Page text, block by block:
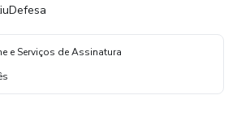
e Serviços de Assinatura